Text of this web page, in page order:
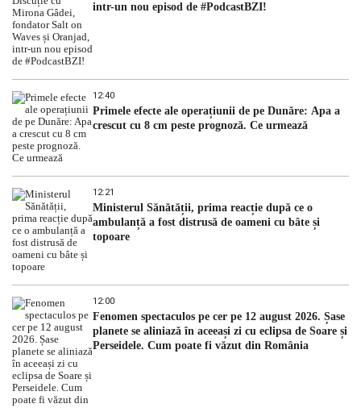
intr-un nou episod de #PodcastBZI!
12:40
Primele efecte ale operațiunii de pe Dunăre: Apa a
crescut cu 8 cm peste prognoză. Ce urmează
12:21
Ministerul Sănătății, prima reacție după ce o
ambulanță a fost distrusă de oameni cu bâte și
topoare
12:00
Fenomen spectaculos pe cer pe 12 august 2026. Șase
planete se aliniază în aceeași zi cu eclipsa de Soare și
Perseidele. Cum poate fi văzut din România